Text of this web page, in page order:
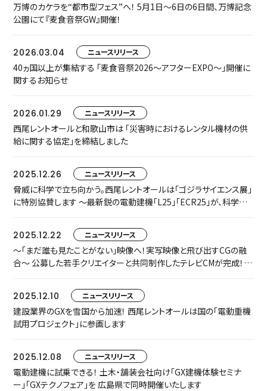
万博のカケラを“都市型フェス”へ！ 5月1日〜6日の6日間、万博記念
公園にて『麦食音祭GW』開催！
2026.03.04 ニュースリリース
40ヵ国以上が集結する 「麦食音祭2026～アフターEXPO～」開催に
関するお知らせ
2026.01.29 ニュースリリース
西尾レントオールと和歌山市は 「災害時におけるレンタル機材の供
給に関する協定」を締結しました
2025.12.26 ニュースリリース
脅威に科学で立ち向かう。西尾レントオールは「ゴジラサイエンス展」
に特別協賛します ～最新鋭の電動建機「L25」「ECR25」が、科学技
2025.12.22
ニュースリリース
～「まだ誰も見たことがない」映像へ！実写映像と飛び出すCGの融
合～ 公募した若手クリエイターと共同制作したテレビCMが完成！ 1
2025.12.10
ニュースリリース
建設業界のGXを雪国から加速！ 西尾レントオールは国の「電動重機
試用プロジェクト」に参画します
2025.12.08 ニュースリリース
電動建機に試乗できる！ 土木・舗装会社向け「GX建機体験セミナ
ー」「GXテクノフェア」を 広島県で同時開催いたします